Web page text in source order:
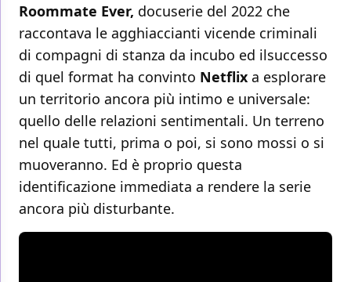
Roommate Ever, docuserie del 2022 che
raccontava le agghiaccianti vicende criminali
di compagni di stanza da incubo ed ilsuccesso
di quel format ha convinto Netflix a esplorare
un territorio ancora più intimo e universale:
quello delle relazioni sentimentali. Un terreno
nel quale tutti, prima o poi, si sono mossi o si
muoveranno. Ed è proprio questa
identificazione immediata a rendere la serie
ancora più disturbante.